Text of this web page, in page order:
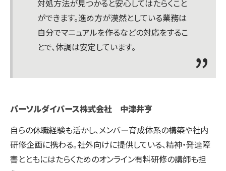
対処方法が見つかると安心してはたらくこと
ができます。進め方が漠然としている業務は
自分でマニュアルを作るなどの対応をするこ
とで、体調は安定しています。
パーソルダイバース株式会社 中津井亨
自らの休職経験も活かし、メンバー育成体系の構築や社内
研修企画に携わる。社外向けに提供している、精神・発達障
害とともにはたらくためのオンライン有料研修の講師も担